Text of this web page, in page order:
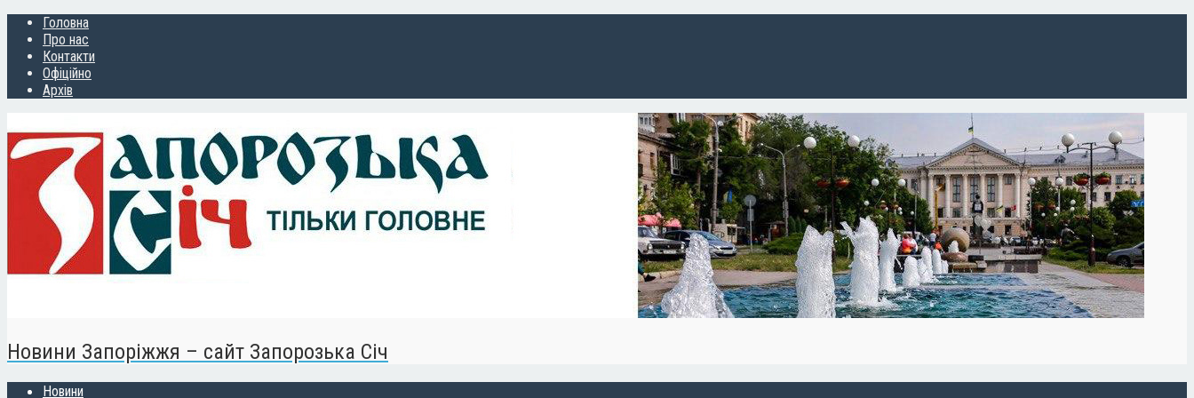
Головна
Про нас
Контакти
Офіційно
Архів
Новини Запоріжжя – сайт Запорозька Січ
Новини